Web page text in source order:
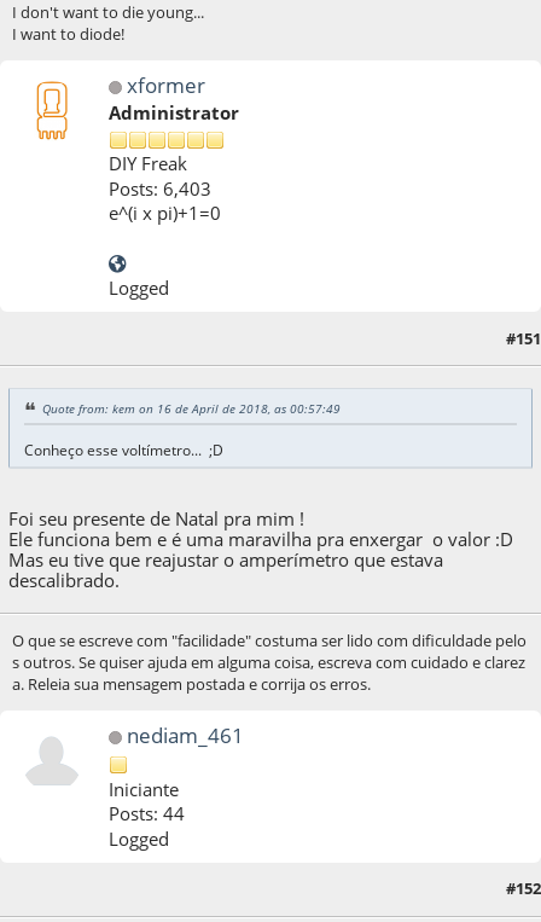
I don't want to die young...
I want to diode!
xformer
Administrator
DIY Freak
Posts: 6,403
e^(i x pi)+1=0
Logged
#151
Quote from: kem on 16 de April de 2018, as 00:57:49
Conheço esse voltímetro... ;D
Foi seu presente de Natal pra mim !
Ele funciona bem e é uma maravilha pra enxergar o valor :D
Mas eu tive que reajustar o amperímetro que estava
descalibrado.
O que se escreve com "facilidade" costuma ser lido com dificuldade pelo
s outros. Se quiser ajuda em alguma coisa, escreva com cuidado e clarez
a. Releia sua mensagem postada e corrija os erros.
nediam_461
Iniciante
Posts: 44
Logged
#152